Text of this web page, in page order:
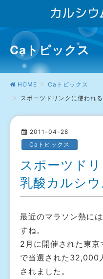
Caトピックス
HOME
Caトピックス
スポーツドリンクに使われ
2011-04-28
Caトピックス
スポーツドリンクに使われる
乳酸カルシウ
最近のマラソン熱に
すね。
2月に開催された東
で当選された32,000
されました。